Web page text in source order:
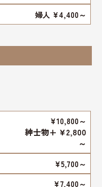
婦人 ¥4,400～
¥10,800～
紳士物+ ¥2,800
～
¥5,700～
¥7,400～